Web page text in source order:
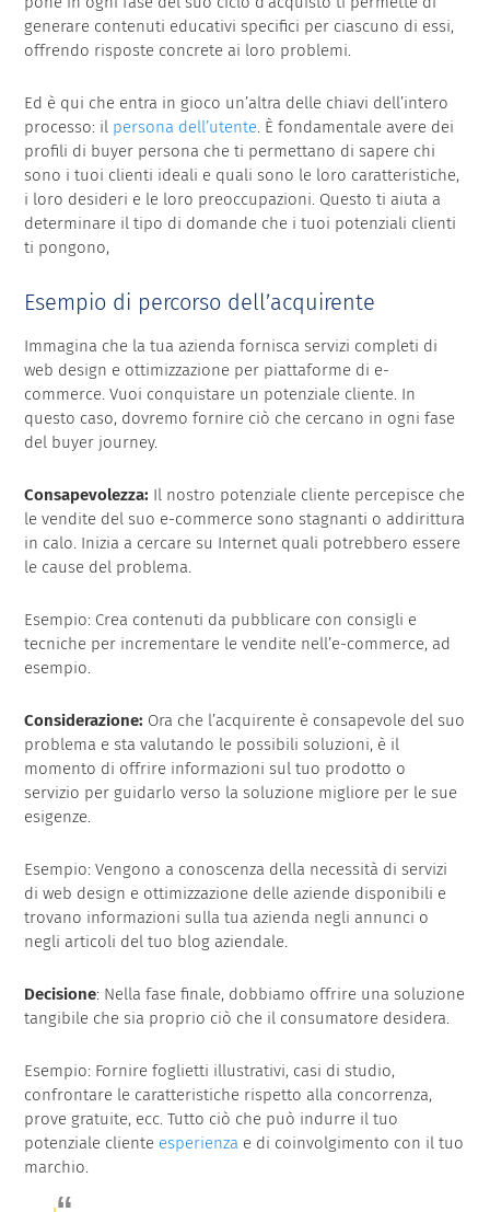
generare contenuti educativi specifici per ciascuno di essi,
offrendo risposte concrete ai loro problemi.
Ed è qui che entra in gioco un’altra delle chiavi dell’intero
processo: il persona dell’utente. È fondamentale avere dei
profili di buyer persona che ti permettano di sapere chi
sono i tuoi clienti ideali e quali sono le loro caratteristiche,
i loro desideri e le loro preoccupazioni. Questo ti aiuta a
determinare il tipo di domande che i tuoi potenziali clienti
ti pongono,
Esempio di percorso dell’acquirente
Immagina che la tua azienda fornisca servizi completi di
web design e ottimizzazione per piattaforme di e-
commerce. Vuoi conquistare un potenziale cliente. In
questo caso, dovremo fornire ciò che cercano in ogni fase
del buyer journey.
Consapevolezza: Il nostro potenziale cliente percepisce che
le vendite del suo e-commerce sono stagnanti o addirittura
in calo. Inizia a cercare su Internet quali potrebbero essere
le cause del problema.
Esempio: Crea contenuti da pubblicare con consigli e
tecniche per incrementare le vendite nell’e-commerce, ad
esempio.
Considerazione: Ora che l’acquirente è consapevole del suo
problema e sta valutando le possibili soluzioni, è il
momento di offrire informazioni sul tuo prodotto o
servizio per guidarlo verso la soluzione migliore per le sue
esigenze.
Esempio: Vengono a conoscenza della necessità di servizi
di web design e ottimizzazione delle aziende disponibili e
trovano informazioni sulla tua azienda negli annunci o
negli articoli del tuo blog aziendale.
Decisione: Nella fase finale, dobbiamo offrire una soluzione
tangibile che sia proprio ciò che il consumatore desidera.
Esempio: Fornire foglietti illustrativi, casi di studio,
confrontare le caratteristiche rispetto alla concorrenza,
prove gratuite, ecc. Tutto ciò che può indurre il tuo
potenziale cliente esperienza e di coinvolgimento con il tuo
marchio.